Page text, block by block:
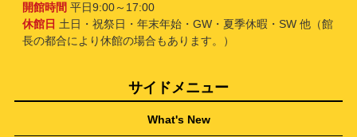
開館時間 平日9:00～17:00
休館日 土日・祝祭日・年末年始・GW・夏季休暇・SW 他（館
長の都合により休館の場合もあります。）
サイドメニュー
What's New